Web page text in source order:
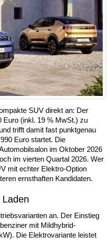
SUV direkt an: Der
Euro (inkl. 19 % MwSt.) zu
trifft damit fast punktgenau
Euro startet. Die
im Oktober 2026
im vierten Quartal 2026. Wer
mit echter Elektro-Option
ernsthaften Kandidaten.
an. Der Einstieg
mit Mildhybrid-
Die Elektrovariante leistet